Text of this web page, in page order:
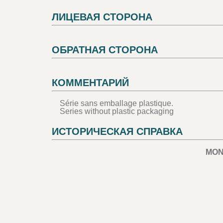
ЛИЦЕВАЯ СТОРОНА
ОБРАТНАЯ СТОРОНА
КОММЕНТАРИЙ
Série sans emballage plastique.
Series without plastic packaging
ИСТОРИЧЕСКАЯ СПРАВКА